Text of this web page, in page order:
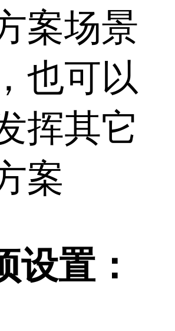
案场景
也可以
挥其它
案
设置：